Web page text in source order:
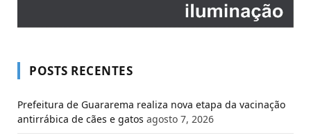
POSTS RECENTES
Prefeitura de Guararema realiza nova etapa da vacinação
antirrábica de cães e gatos agosto 7, 2026